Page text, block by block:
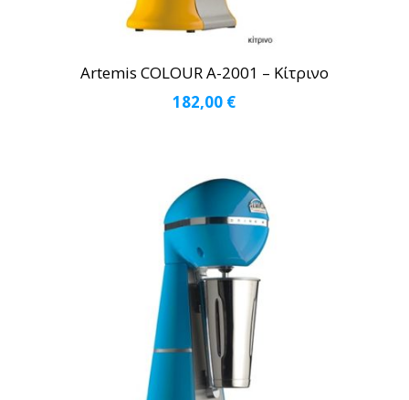
Artemis COLOUR A-2001 – Κίτρινο
182,00 €